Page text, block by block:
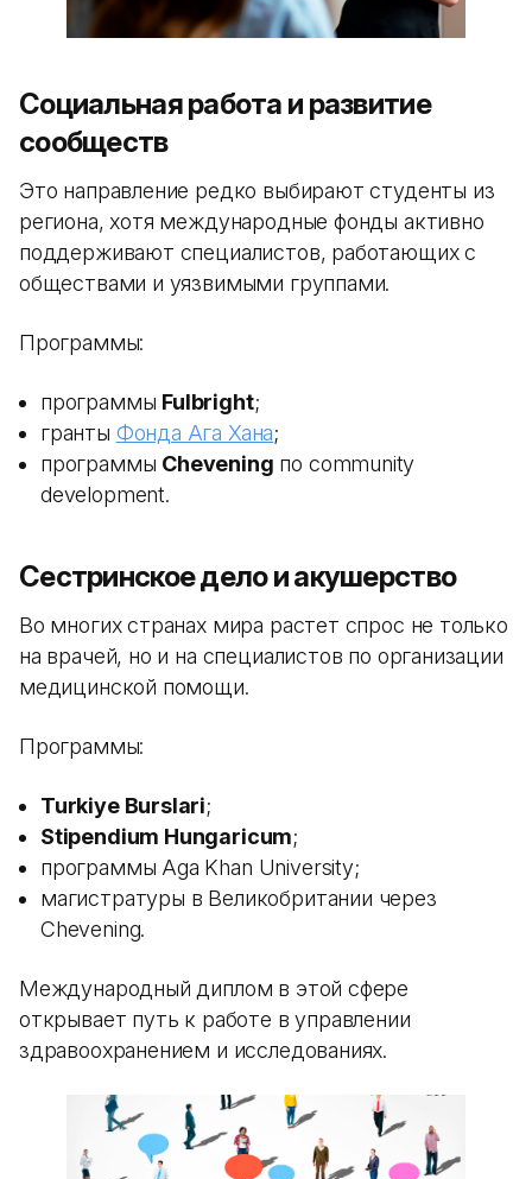
Социальная работа и развитие
сообществ
Это направление редко выбирают студенты из
региона, хотя международные фонды активно
поддерживают специалистов, работающих с
обществами и уязвимыми группами.
Программы:
программы Fulbright;
гранты Фонда Ага Хана;
программы Chevening по community
development.
Сестринское дело и акушерство
Во многих странах мира растет спрос не только
на врачей, но и на специалистов по организации
медицинской помощи.
Программы:
Turkiye Burslari;
Stipendium Hungaricum;
программы Aga Khan University;
магистратуры в Великобритании через
Chevening.
Международный диплом в этой сфере
открывает путь к работе в управлении
здравоохранением и исследованиях.